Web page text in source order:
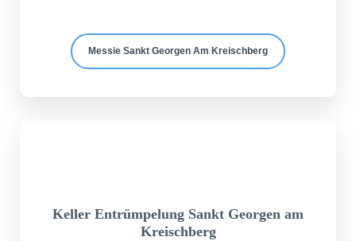
Messie Sankt Georgen Am Kreischberg
Keller Entrümpelung Sankt Georgen am
Kreischberg